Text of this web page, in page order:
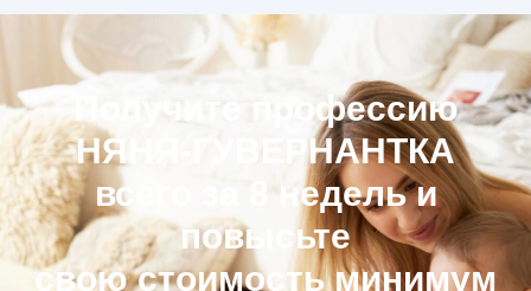
Получите профессию
НЯНЯ-ГУВЕРНАНТКА
всего за 8 недель и
повысьте
свою стоимость минимум